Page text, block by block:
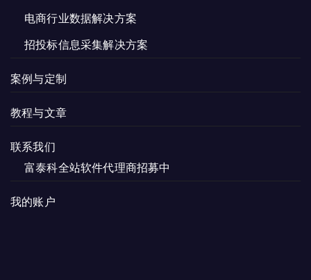
电商行业数据解决方案
招投标信息采集解决方案
案例与定制
教程与文章
联系我们
富泰科全站软件代理商招募中
我的账户